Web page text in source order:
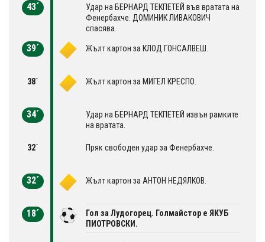
43´
Удар на БЕРНАРД ТЕКПЕТЕЙ във вратата на
Фенербахче. ДОМИНИК ЛИВАКОВИЧ
спасява.
39´ Жълт картон за КЛОД ГОНСАЛВЕШ.
38´ Жълт картон за МИГЕЛ КРЕСПО.
34´
Удар на БЕРНАРД ТЕКПЕТЕЙ извън рамките
на вратата.
32´ Пряк свободен удар за Фенербахче.
32´ Жълт картон за АНТОН НЕДЯЛКОВ.
18´
Гол за Лудогорец. Голмайстор е ЯКУБ
ПИОТРОВСКИ.